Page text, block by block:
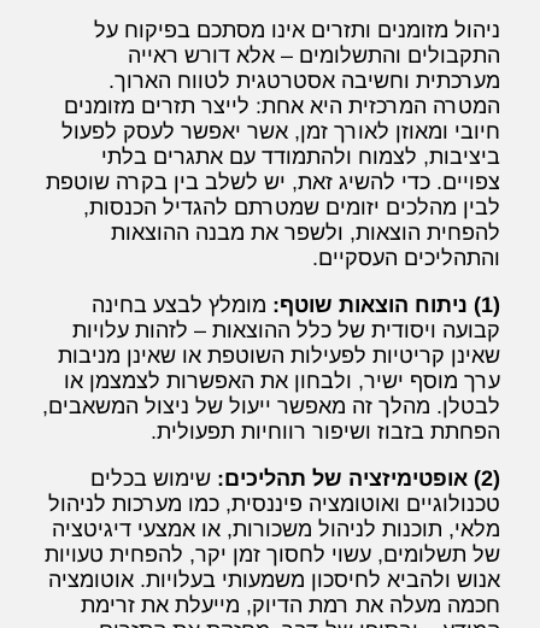
ניהול מזומנים ותזרים אינו מסתכם בפיקוח על
התקבולים והתשלומים – אלא דורש ראייה
מערכתית וחשיבה אסטרטגית לטווח הארוך.
המטרה המרכזית היא אחת: לייצר תזרים מזומנים
חיובי ומאוזן לאורך זמן, אשר יאפשר לעסק לפעול
ביציבות, לצמוח ולהתמודד עם אתגרים בלתי
צפויים. כדי להשיג זאת, יש לשלב בין בקרה שוטפת
לבין מהלכים יזומים שמטרתם להגדיל הכנסות,
להפחית הוצאות, ולשפר את מבנה ההוצאות
והתהליכים העסקיים.
(1) ניתוח הוצאות שוטף:
מומלץ לבצע בחינה
קבועה ויסודית של כלל ההוצאות – לזהות עלויות
שאינן קריטיות לפעילות השוטפת או שאינן מניבות
ערך מוסף ישיר, ולבחון את האפשרות לצמצמן או
לבטלן. מהלך זה מאפשר ייעול של ניצול המשאבים,
הפחתת בזבוז ושיפור רווחיות תפעולית.
(2) אופטימיזציה של תהליכים:
שימוש בכלים
טכנולוגיים ואוטומציה פיננסית, כמו מערכות לניהול
מלאי, תוכנות לניהול משכורות, או אמצעי דיגיטציה
של תשלומים, עשוי לחסוך זמן יקר, להפחית טעויות
אנוש ולהביא לחיסכון משמעותי בעלויות. אוטומציה
חכמה מעלה את רמת הדיוק, מייעלת את זרימת